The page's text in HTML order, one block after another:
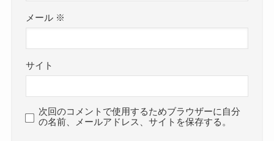
メール ※
サイト
次回のコメントで使用するためブラウザーに自分
の名前、メールアドレス、サイトを保存する。